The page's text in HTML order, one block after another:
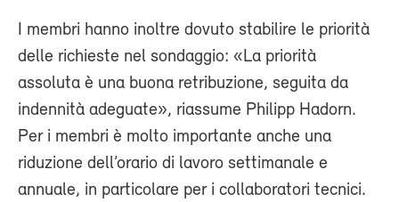
I membri hanno inoltre dovuto stabilire le priorità
delle richieste nel sondaggio: «La priorità
assoluta è una buona retribuzione, seguita da
indennità adeguate», riassume Philipp Hadorn.
Per i membri è molto importante anche una
riduzione dell’orario di lavoro settimanale e
annuale, in particolare per i collaboratori tecnici.